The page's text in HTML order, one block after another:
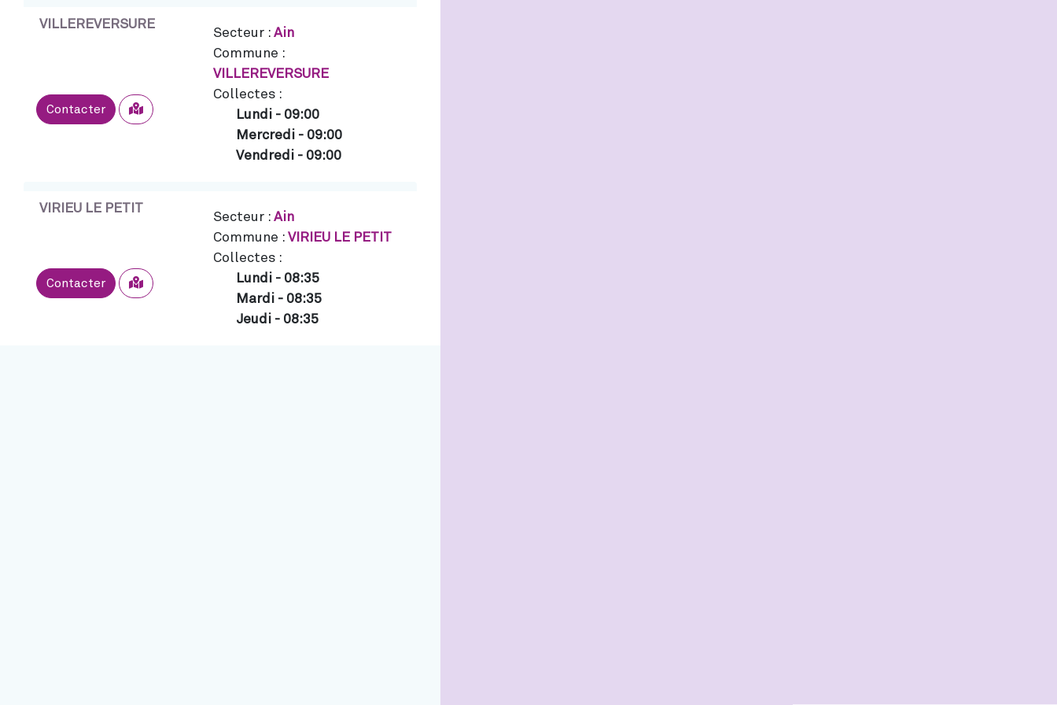
VILLEREVERSURE
Contacter Sélectionner
Secteur : Ain
Commune :
VILLEREVERSURE
Collectes :
Lundi- 09:00
Mercredi- 09:00
Vendredi- 09:00
VIRIEU LE PETIT
Contacter Sélectionner
Secteur : Ain
Commune : VIRIEU LE PETIT
Collectes :
Lundi- 08:35
Mardi- 08:35
Jeudi- 08:35